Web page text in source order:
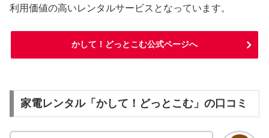
利用価値の高いレンタルサービスとなっています。
かして！どっとこむ公式ページへ
家電レンタル「かして！どっとこむ」の口コミ